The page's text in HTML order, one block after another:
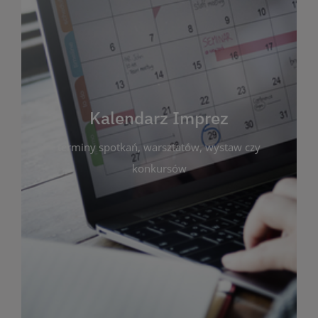
Kalendarz Imprez
terminy spotkań, warsztatów, wystaw czy
konkursów
Kalendarz Imprez
Zakładka ta gromadzi wszystkie planowane
wydarzenia kulturalne i edukacyjne organizowane
przez bibliotekę. Możesz tu sprawdzić terminy
spotkań, warsztatów, wystaw czy konkursów.
Dzięki przejrzystemu kalendarzowi łatwo
zaplanujesz udział w interesujących Cię
wydarzeniach. Aktualizujemy harmonogram na
bieżąco, by zawsze był zgodny z planem pracy
biblioteki. Zapraszamy do śledzenia i uczestnictwa
w życiu kulturalnym miasta!
WIĘCEJ